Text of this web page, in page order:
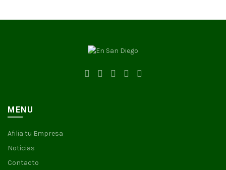
MENU
Afilia tu Empresa
Noticias
Contacto